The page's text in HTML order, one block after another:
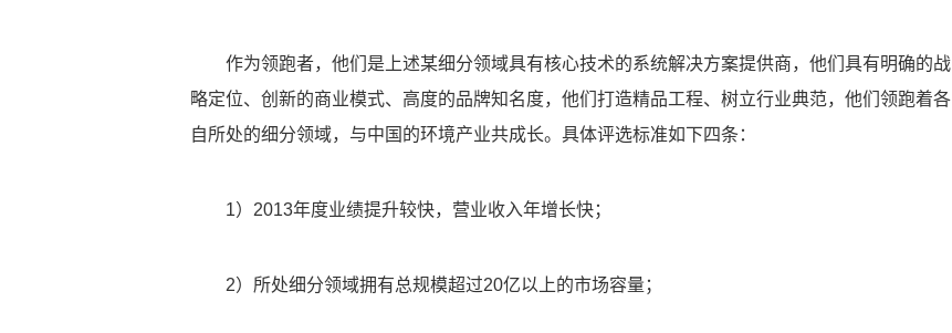
作为领跑者，他们是上述某细分领域具有核心技术的系统解决方案提供商，他们具有明确的战
略定位、创新的商业模式、高度的品牌知名度，他们打造精品工程、树立行业典范，他们领跑着各
自所处的细分领域，与中国的环境产业共成长。具体评选标准如下四条：
1）2013年度业绩提升较快，营业收入年增长快；
2）所处细分领域拥有总规模超过20亿以上的市场容量；